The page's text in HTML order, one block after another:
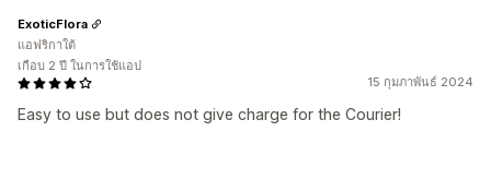
15 กุมภาพันธ์ 2024
Easy to use but does not give charge for the Courier!
ExoticFlora
แอฟริกาใต้
เกือบ 2 ปี ในการใช้แอป